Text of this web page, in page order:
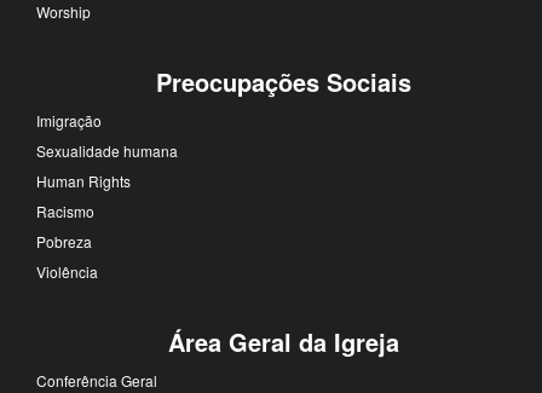
Worship
Preocupações Sociais
Imigração
Sexualidade humana
Human Rights
Racismo
Pobreza
Violência
Área Geral da Igreja
Conferência Geral